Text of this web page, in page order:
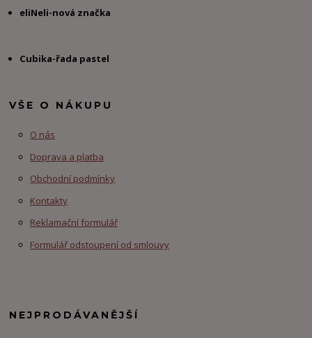
eliNeli-nová značka
Cubika-řada pastel
VŠE O NÁKUPU
O nás
Doprava a platba
Obchodní podmínky
Kontakty
Reklamační formulář
Formulář odstoupení od smlouvy
NEJPRODÁVANĚJŠÍ